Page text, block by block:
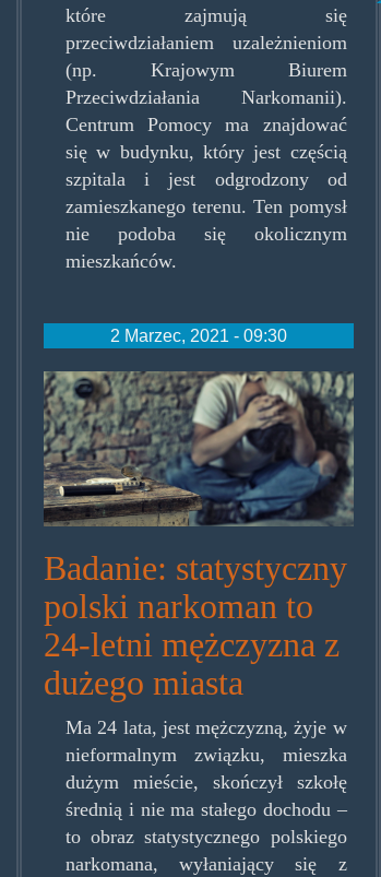
które zajmują się
przeciwdziałaniem uzależnieniom
(np. Krajowym Biurem
Przeciwdziałania Narkomanii).
Centrum Pomocy ma znajdować
się w budynku, który jest częścią
szpitala i jest odgrodzony od
zamieszkanego terenu. Ten pomysł
nie podoba się okolicznym
mieszkańców.
2 Marzec, 2021 - 09:30
narkoman.jpg
Badanie: statystyczny
polski narkoman to
24-letni mężczyzna z
dużego miasta
Ma 24 lata, jest mężczyzną, żyje w
nieformalnym związku, mieszka
dużym mieście, skończył szkołę
średnią i nie ma stałego dochodu –
to obraz statystycznego polskiego
narkomana, wyłaniający się z